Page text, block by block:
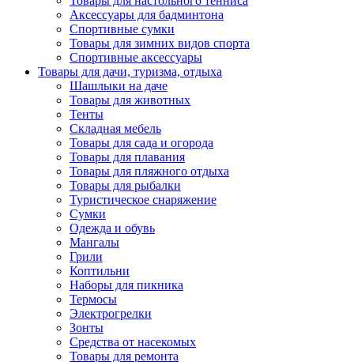
Аксессуары для бадминтона
Спортивные сумки
Товары для зимних видов спорта
Спортивные аксессуары
Товары для дачи, туризма, отдыха
Шашлыки на даче
Товары для животных
Тенты
Складная мебель
Товары для сада и огорода
Товары для плавания
Товары для пляжного отдыха
Товары для рыбалки
Туристическое снаряжение
Сумки
Одежда и обувь
Мангалы
Грили
Коптильни
Наборы для пикника
Термосы
Электрогрелки
Зонты
Средства от насекомых
Товары для ремонта